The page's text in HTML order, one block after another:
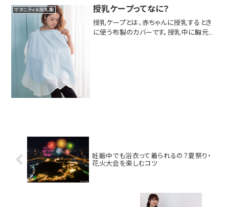
コレーションした「おむつケーキ」は、見た
目が可愛...
マタニティ＆授乳服 授乳ケープってなに？
授乳ケープとは、赤ちゃんに授乳するとき
に使う布製のカバーです。授乳中に胸元や
妊娠中でも浴衣って着られるの？夏祭り・
花火大会を楽しむコツ